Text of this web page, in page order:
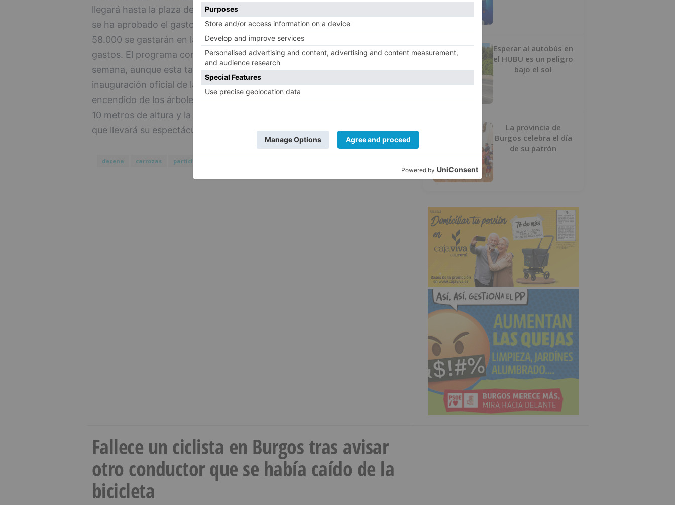
llegará hasta la plaza del Cid. En el Consejo de Administración del IMCyT
se ha aprobado el gasto de la Cabalgata. Son 101.000 euros, de los que
58.000 se gastarán en las compañías y 35.000 en las carrozas y otros
gastos. El programa completo de Navidad se presentará la próxima
semana, aunque esta tarde se procederá al encendido navideño. La
inauguración oficial de las Fiestas de Navidad se celebrará el día 9 con el
encendido de los árboles, este año uno en Gamonal (Plaza Santiago) de
10 metros de altura y la actuación, en la Plaza Mayor, de Bambalúa Teatro
que llevará su espectáculo ' Luciérnagas'.
decena carrozas participará
4
Esperar al autobús en
el HUBU es un peligro
bajo el sol
La provincia de
Burgos celebra el día
de su patrón
Fallece un ciclista en Burgos tras avisar
otro conductor que se había caído de la
bicicleta